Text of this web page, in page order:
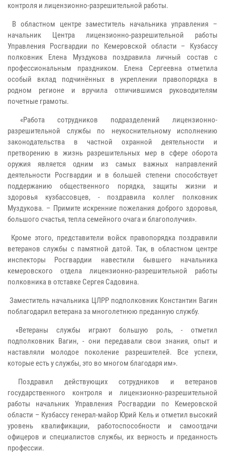
контроля и лицензионно-разрешительной работы.
В областном центре заместитель начальника управления –
начальник Центра лицензионно-разрешительной работы
Управления Росгвардии по Кемеровской области – Кузбассу
полковник Елена Муздукова поздравила личный состав с
профессиональным праздником. Елена Сергеевна отметила
особый вклад подчинённых в укреплении правопорядка в
родном регионе и вручила отличившимся руководителям
почетные грамоты.
«Работа сотрудников подразделений лицензионно-
разрешительной службы по неукоснительному исполнению
законодательства в частной охранной деятельности и
претворению в жизнь разрешительных мер в сфере оборота
оружия является одним из самых важных направлений
деятельности Росгвардии и в большей степени способствует
поддержанию общественного порядка, защиты жизни и
здоровья кузбассовцев, - поздравила коллег полковник
Муздукова. – Примите искренние пожелания доброго здоровья,
большого счастья, тепла семейного очага и благополучия».
Кроме этого, представители войск правопорядка поздравили
ветеранов службы с памятной датой. Так, в областном центре
инспекторы Росгвардии навестили бывшего начальника
кемеровского отдела лицензионно-разрешительной работы
полковника в отставке Сергея Садовина.
Заместитель начальника ЦЛРР подполковник Константин Вагин
поблагодарил ветерана за многолетнюю преданную службу.
«Ветераны службы играют большую роль, - отметил
подполковник Вагин, - они передавали свои знания, опыт и
наставляли молодое поколение разрешителей. Все успехи,
которые есть у службы, это во многом благодаря им».
Поздравил действующих сотрудников и ветеранов
государственного контроля и лицензионно-разрешительной
работы начальник Управления Росгвардии по Кемеровской
области – Кузбассу генерал-майор Юрий Кель и отметил высокий
уровень квалификации, работоспособности и самоотдачи
офицеров и специалистов службы, их верность и преданность
профессии.